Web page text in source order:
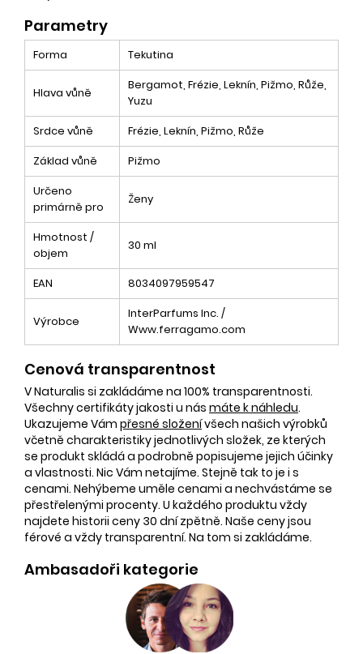
Parametry
Forma Tekutina
Hlava vůně
Bergamot, Frézie, Leknín, Pižmo, Růže,
Yuzu
Srdce vůně
Frézie, Leknín, Pižmo, Růže
Základ vůně
Pižmo
Určeno
primárně pro
Ženy
Hmotnost /
objem
30 ml
EAN 8034097959547
Výrobce
InterParfums Inc. /
Www.ferragamo.com
Cenová transparentnost
V Naturalis si zakládáme na 100% transparentnosti.
Všechny certifikáty jakosti u nás máte k náhledu.
Ukazujeme Vám přesné složenívšech našich výrobků
včetně charakteristiky jednotlivých složek, ze kterých
se produkt skládá a podrobně popisujeme jejich účinky
a vlastnosti. Nic Vám netajíme. Stejně tak to je i s
cenami. Nehýbeme uměle cenami a nechvástáme se
přestřelenými procenty. U každého produktu vždy
najdete historii ceny 30 dní zpětně. Naše ceny jsou
férové a vždy transparentní. Na tom si zakládáme.
Ambasadoři kategorie